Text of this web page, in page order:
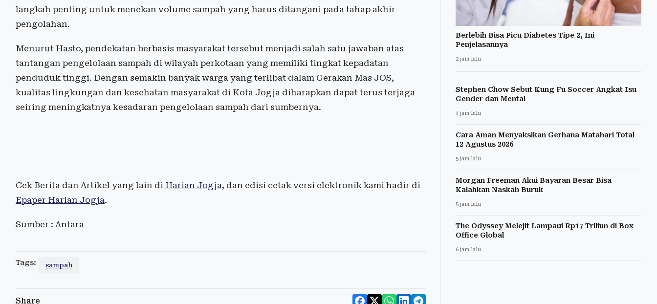
langkah penting untuk menekan volume sampah yang harus ditangani pada tahap akhir
pengolahan.
Menurut Hasto, pendekatan berbasis masyarakat tersebut menjadi salah satu jawaban atas
tantangan pengelolaan sampah di wilayah perkotaan yang memiliki tingkat kepadatan
penduduk tinggi. Dengan semakin banyak warga yang terlibat dalam Gerakan Mas JOS,
kualitas lingkungan dan kesehatan masyarakat di Kota Jogja diharapkan dapat terus terjaga
seiring meningkatnya kesadaran pengelolaan sampah dari sumbernya.
Cek Berita dan Artikel yang lain di Harian Jogja, dan edisi cetak versi elektronik kami hadir di
Epaper Harian Jogja.
Sumber : Antara
Tags: sampah
Share
Berlebih Bisa Picu Diabetes Tipe 2, Ini
Penjelasannya
2 jam lalu
Stephen Chow Sebut Kung Fu Soccer Angkat Isu
Gender dan Mental
4 jam lalu
Cara Aman Menyaksikan Gerhana Matahari Total
12 Agustus 2026
5 jam lalu
Morgan Freeman Akui Bayaran Besar Bisa
Kalahkan Naskah Buruk
5 jam lalu
The Odyssey Melejit Lampaui Rp17 Triliun di Box
Office Global
6 jam lalu